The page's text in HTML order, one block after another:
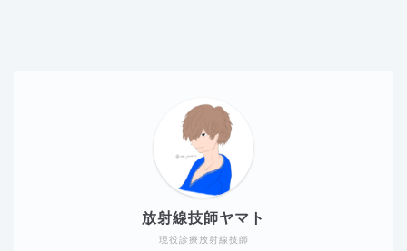
現役診療放射線技師
放射線技師ヤマト